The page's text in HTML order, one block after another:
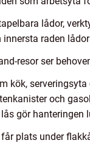
lådor,
innersta raden
resor ser
kök, serveringsyta
och
gör hanteringen
plats under